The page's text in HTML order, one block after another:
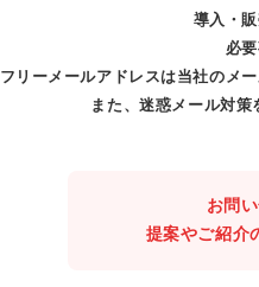
導入・
必
フリーメールアドレスは当社のメ
また、迷惑メール対
お問
提案やご紹介